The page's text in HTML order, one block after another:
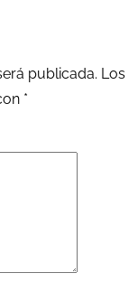
publicada. Los
*